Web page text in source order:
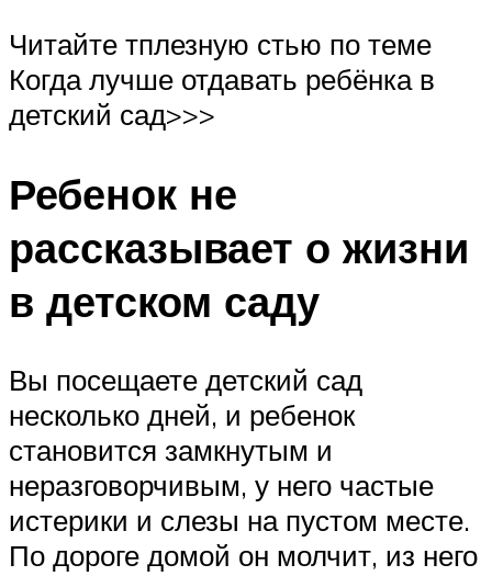
Читайте тплезную стью по теме
Когда лучше отдавать ребёнка в
детский сад>>>
Ребенок не
рассказывает о жизни
в детском саду
Вы посещаете детский сад
несколько дней, и ребенок
становится замкнутым и
неразговорчивым, у него частые
истерики и слезы на пустом месте.
По дороге домой он молчит, из него